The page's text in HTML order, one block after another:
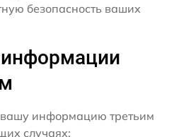
безопасность ваших
информацию третьим
случаях: